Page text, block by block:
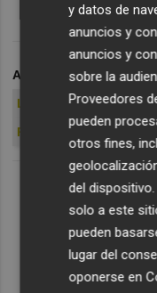
ARCHIVADO EN LA
LUIS ENRIQUE
RFEF
y datos de
anuncios y
anuncios y
sobre la
Proveedores
pueden
otros fines,
del
solo a este
pueden
lugar del
oponerse en